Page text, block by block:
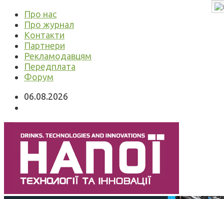
Про нас
Про журнал
Контакти
Партнери
Рекламодавцям
Передплата
Форум
06.08.2026